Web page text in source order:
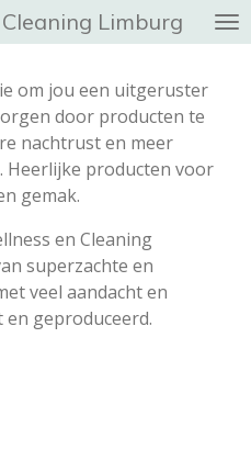
Limburg
om jou een uitgeruster
door producten te
nachtrust en meer
producten voor
gemak.
en Cleaning
superzachte en
veel aandacht en
geproduceerd.